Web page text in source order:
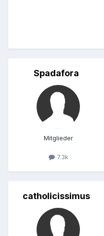
Spadafora
Mitglieder
7.3k
catholicissimus